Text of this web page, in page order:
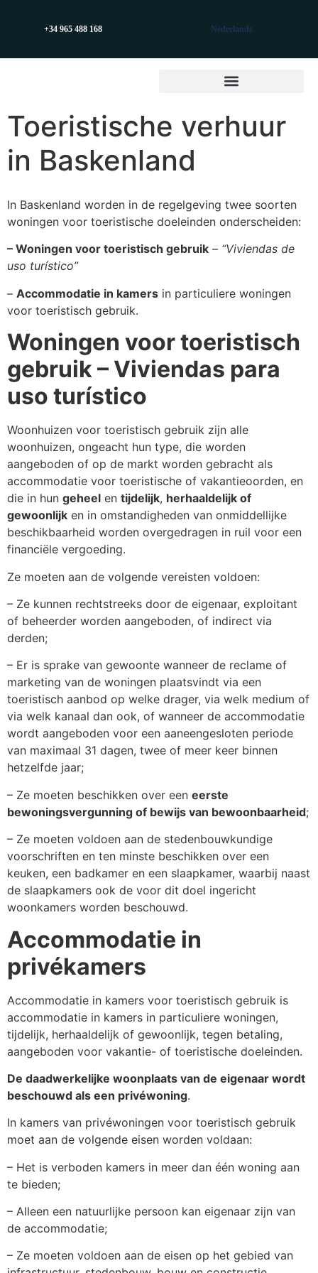
+34 965 488 168 Nederlands
Toeristische verhuur
in Baskenland
In Baskenland worden in de regelgeving twee soorten
woningen voor toeristische doeleinden onderscheiden:
– Woningen voor toeristisch gebruik – “Viviendas de
uso turístico”
– Accommodatie in kamers in particuliere woningen
voor toeristisch gebruik.
Woningen voor toeristisch
gebruik – Viviendas para
uso turístico
Woonhuizen voor toeristisch gebruik zijn alle
woonhuizen, ongeacht hun type, die worden
aangeboden of op de markt worden gebracht als
accommodatie voor toeristische of vakantieoorden, en
die in hun geheel en tijdelijk, herhaaldelijk of
gewoonlijk en in omstandigheden van onmiddellijke
beschikbaarheid worden overgedragen in ruil voor een
financiële vergoeding.
Ze moeten aan de volgende vereisten voldoen:
– Ze kunnen rechtstreeks door de eigenaar, exploitant
of beheerder worden aangeboden, of indirect via
derden;
– Er is sprake van gewoonte wanneer de reclame of
marketing van de woningen plaatsvindt via een
toeristisch aanbod op welke drager, via welk medium of
via welk kanaal dan ook, of wanneer de accommodatie
wordt aangeboden voor een aaneengesloten periode
van maximaal 31 dagen, twee of meer keer binnen
hetzelfde jaar;
– Ze moeten beschikken over een eerste
bewoningsvergunning of bewijs van bewoonbaarheid;
– Ze moeten voldoen aan de stedenbouwkundige
voorschriften en ten minste beschikken over een
keuken, een badkamer en een slaapkamer, waarbij naast
de slaapkamers ook de voor dit doel ingericht
woonkamers worden beschouwd.
Accommodatie in
privékamers
Accommodatie in kamers voor toeristisch gebruik is
accommodatie in kamers in particuliere woningen,
tijdelijk, herhaaldelijk of gewoonlijk, tegen betaling,
aangeboden voor vakantie- of toeristische doeleinden.
De daadwerkelijke woonplaats van de eigenaar wordt
beschouwd als een privéwoning.
In kamers van privéwoningen voor toeristisch gebruik
moet aan de volgende eisen worden voldaan:
– Het is verboden kamers in meer dan één woning aan
te bieden;
– Alleen een natuurlijke persoon kan eigenaar zijn van
de accommodatie;
– Ze moeten voldoen aan de eisen op het gebied van